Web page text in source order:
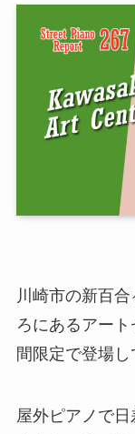
川崎市の新百
ろにあるアー
間限定で登場し
屋外ピアノで